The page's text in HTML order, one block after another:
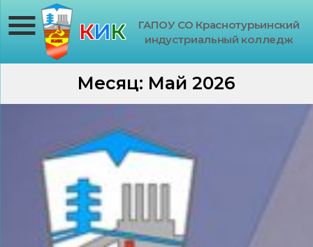
КИК
ГАПОУ СО Краснотурьинский
индустриальный колледж
Месяц: Май 2026